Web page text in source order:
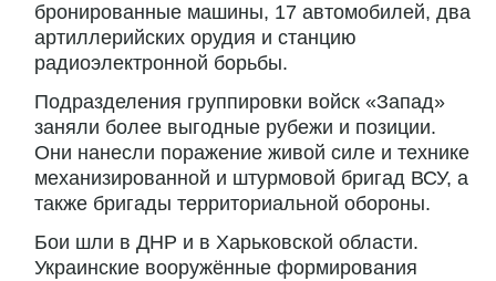
бронированные машины, 17 автомобилей, два
артиллерийских орудия и станцию
радиоэлектронной борьбы.
Подразделения группировки войск «Запад»
заняли более выгодные рубежи и позиции.
Они нанесли поражение живой силе и технике
механизированной и штурмовой бригад ВСУ, а
также бригады территориальной обороны.
Бои шли в ДНР и в Харьковской области.
Украинские вооружённые формирования